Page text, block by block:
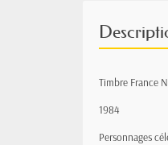
Timbre France
1984
Personnages